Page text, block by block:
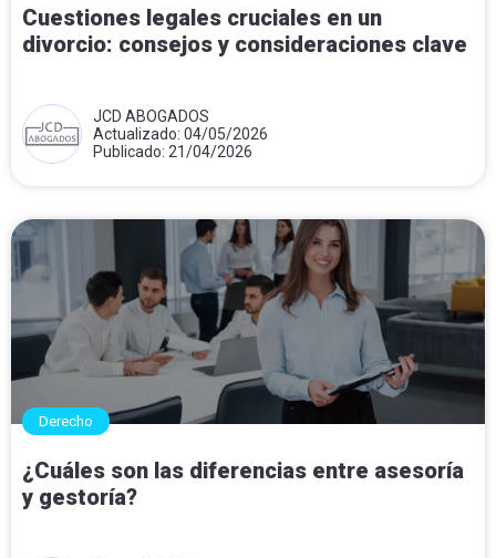
Cuestiones legales cruciales en un
divorcio: consejos y consideraciones clave
JCD ABOGADOS
Actualizado: 04/05/2026
Publicado: 21/04/2026
Derecho
¿Cuáles son las diferencias entre asesoría
y gestoría?